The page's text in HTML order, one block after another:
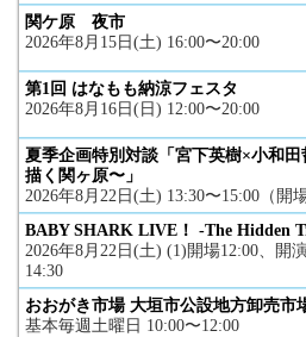
関ケ原 夜市
2026年8月15日(土) 16:00〜20:00
第1回 はなもも納涼フェスタ
2026年8月16日(日) 12:00〜20:00
夏季企画特別対談「宮下英樹×小和
描く関ヶ原〜」
2026年8月22日(土) 13:30〜15:00（開場
BABY SHARK LIVE！ -The Hidden
2026年8月22日(土) (1)開場12:00、開
14:30
おおがき市場 大垣市公設地方卸売市
基本毎週土曜日 10:00〜12:00